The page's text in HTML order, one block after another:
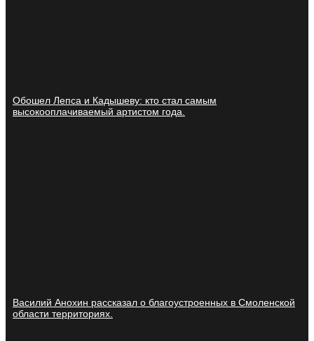
Обошел Лепса и Кадышеву: кто стал самым
высокооплачиваемый артистом года.
Василий Анохин рассказал о благоустроенных в Смоленской
области территориях.